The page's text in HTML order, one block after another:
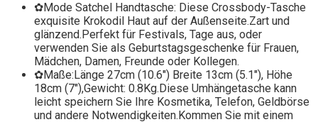
✿Mode Satchel Handtasche: Diese Crossbody-Tasche
exquisite Krokodil Haut auf der Außenseite.Zart und
glänzend.Perfekt für Festivals, Tage aus, oder
verwenden Sie als Geburtstagsgeschenke für Frauen,
Mädchen, Damen, Freunde oder Kollegen.
✿Maße:Länge 27cm (10.6") Breite 13cm (5.1"), Höhe
18cm (7"),Gewicht: 0.8Kg.Diese Umhängetasche kann
leicht speichern Sie Ihre Kosmetika, Telefon, Geldbörse
und andere Notwendigkeiten.Kommen Sie mit einem